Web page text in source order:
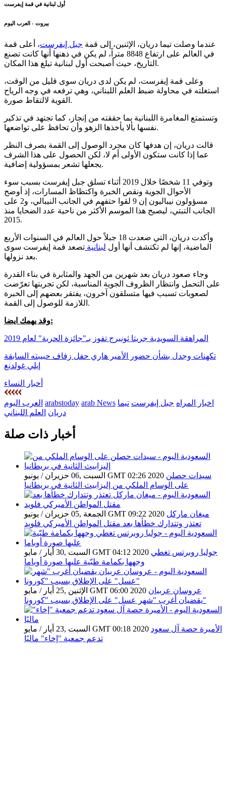
أول لبنانية في قمة إيفرست
بيروت - العرب اليوم
عندما وصلت تيما دريان، الإثنين، إلى قمة جبل إيفرست، أعلى قمة
في العالم على ارتفاع 8848 متراً، لم يكن في ذهنها أنها كانت تصنع
التاريخ، حيث أصبحت أول لبنانية تبلغ هذا المكان.
وعلى قمة إيفرست، لم يكن لدى دريان سوى قليل من الوقت،
استغلته في محاولة ضبط العلم اللبناني، وهي ترفعه في وجه الرياح
القوية لالتقاط صورة.
وتستمتع المغامرة اللبنانية بما حققته من إنجاز، كما تجتهد في تذكير
نفسها بألا يأخذها الزهو وأن تحافظ على تواضعها.
قالت دريان، إن هدفها كان مجرد الوصول إلى القمة بصرف النظر
عما إذا كانت ستكون الأولى أم لا، لكن الحصول على هذا الشرف
يجعلها تشعر بمسؤولية إضافية.
وتوفي 11 شخصًا خلال 2019 أثناء تسلق جبل إيفرست بسبب سوء
الأحوال الجوية ونقص الخبرة واكتظاظ المسارات، إذ أوضح
مسؤولون نيباليون إن 9 لقوا حتفهم في الجانب النيبالي، و2 على
الجانب التبتي، ليصبح هذا الموسم الأكثر من ناحية عدد الضحايا منذ
2015.
وأكدت دريان، التي صعدت 18 جبلاً حول العالم في السنوات الأربع
الماضية، إنها لم تكتشف أنها أول لبنانية تصعد قمة إيفرست سوى
بعد نزولها.
وجاء صعود دريان بعد شهرين من الجهد والمثابرة في بناء القدرة
على التحمل وانتظار الظروف الجوية المناسبة، لكن تجربتها تعرّضت
لصعوبات تسبب فيها متسلقون آخرون، يفتقر بعضهم إلى الخبرة
اللازمة للوصول إلى القمة.
وقد يهمك ايضا:
المراهقة السويدية جريتا ثونبرج تفوز بـ"جائزة الحرية" لعام 2019
تكهنات وجدل بشأن حضور الأمير هاري حفل زفاف حبيبته السابقة
إيلي غولدنغ
أخبار النساء
العرب اليوم arabstoday arab News اخبار المراه جبل إيفرست تيما
دريان العلم اللبناني
أخبار ذات صلة
السبت ,06 حزيران / يونيو GMT 02:26 2020 سيدات حصلن
على الوسام الملكي من إليزابيث الثانية في بريطانيا
الجمعة ,05 حزيران / يونيو GMT 09:22 2020 ميغان ماركل
تعتذر وتتدارك خطأها بعد مقتل المواطن الأميركي فلويد
السبت ,30 أيار / مايو GMT 04:12 2020 جوليا روبرتس تغطي
وجهها بكمامة طبّية عليها صورة أوباما
الإثنين ,25 أيار / مايو GMT 06:00 2020 عروسان عربيان
يقضيان أغرب "شهر عسل" على الإطلاق بسبب "كورونا"
السبت ,23 أيار / مايو GMT 00:18 2020 الأميرة حصة آل سعود
تدعم جمعية "إخاء" ماليًا